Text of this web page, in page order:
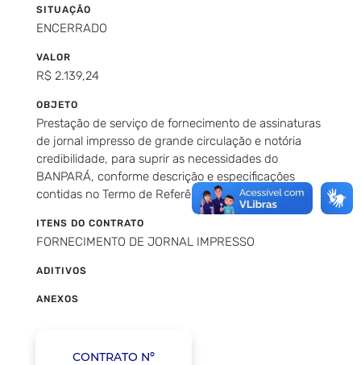
SITUAÇÃO
ENCERRADO
VALOR
R$ 2.139,24
OBJETO
Prestação de serviço de fornecimento de assinaturas
de jornal impresso de grande circulação e notória
credibilidade, para suprir as necessidades do
BANPARÁ, conforme descrição e especificações
contidas no Termo de Referência e seus Anexos.
ITENS DO CONTRATO
FORNECIMENTO DE JORNAL IMPRESSO
ADITIVOS
ANEXOS
CONTRATO Nº